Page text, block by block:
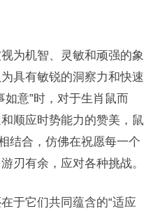
为机智、灵敏和顽强的象
具有敏锐的洞察力和快速
如意”时，对于生肖鼠而
顺应时势能力的赞美，鼠
结合，仿佛在祝愿每一个
刃有余，应对各种挑战。
于它们共同蕴含的“适应